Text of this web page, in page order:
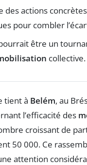
des actions
pour combler
être un
collective.
tient à Belém, au
l’efficacité des
croissant de
50 000. Ce
attention